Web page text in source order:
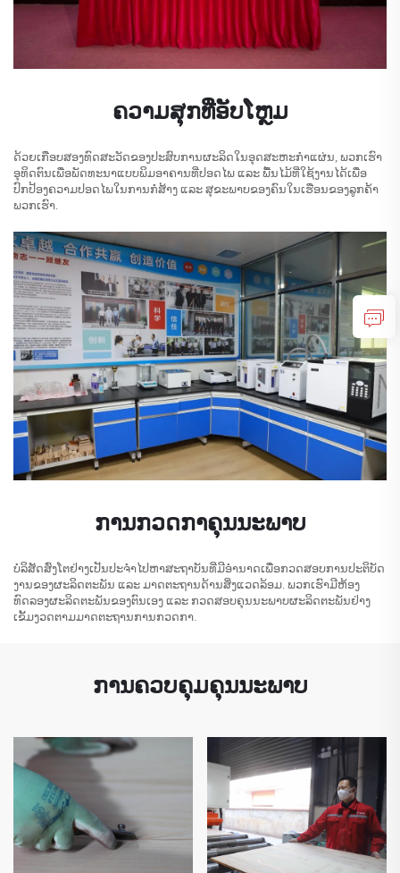
ຄວາມສຸກທີ່ອັບໂຫຼມ
ດ້ວຍເກືອບສອງທົດສະວັດຂອງປະສົບການຜະລິດໃນອຸດສະຫະກໍາແຜ່ນ, ພວກເຮົາ
ອຸທິດຕົນເພື່ອພັດທະນາແບບພິມອາຄານທີ່ປອດໄພ ແລະ ພື້ນໄມ້ທີ່ໃຊ້ງານໄດ້ເພື່ອ
ປົກປ້ອງຄວາມປອດໄພໃນການກໍ່ສ້າງ ແລະ ສຸຂະພາບຂອງຄົນໃນເຮືອນຂອງລູກຄ້າ
ພວກເຮົາ.
ການກວດກາຄຸນນະພາບ
ບໍລິສັດສົ່ງໂຕຢ່າງເປັນປະຈໍາໄປຫາສະຖາບັນທີ່ມີອໍານາດເພື່ອກວດສອບການປະຕິບັດ
ງານຂອງຜະລິດຕະພັນ ແລະ ມາດຕະຖານດ້ານສິ່ງແວດລ້ອມ. ພວກເຮົາມີຫ້ອງ
ທົດລອງຜະລິດຕະພັນຂອງຕົນເອງ ແລະ ກວດສອບຄຸນນະພາບຜະລິດຕະພັນຢ່າງ
ເຂັ້ມງວດຕາມມາດຕະຖານການກວດກາ.
ການຄວບຄຸມຄຸນນະພາບ